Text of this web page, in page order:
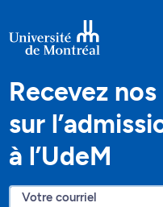
Recevez
sur
à l’UdeM